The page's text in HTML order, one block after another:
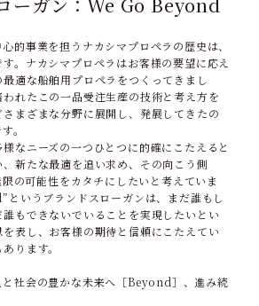
的事業を担うナカシマプロペラの歴史は、
。ナカシマプロペラはお客様の要望に応え
適な船舶用プロペラをつくってきまし
れたこの一品受注生産の技術と考え方を
まざまな分野に展開し、発展してきたの
。
なニーズの一つひとつに的確にこたえると
新たな最適を追い求め、その向こう側
の可能性をカタチにしたいと考えていま
いうブランドスローガンは、まだ誰もし
もできないでいることを実現したいとい
表し、お客様の期待と信頼にこたえてい
ります。
と社会の豊かな未来へ［Beyond］、進み続